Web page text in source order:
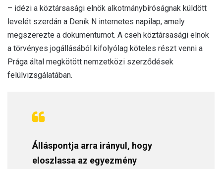
– idézi a köztársasági elnök alkotmánybíróságnak küldött
levelét szerdán a Deník N internetes napilap, amely
megszerezte a dokumentumot. A cseh köztársasági elnök
a törvényes jogállásából kifolyólag köteles részt venni a
Prága által megkötött nemzetközi szerződések
felülvizsgálatában.
Álláspontja arra irányul, hogy
eloszlassa az egyezmény